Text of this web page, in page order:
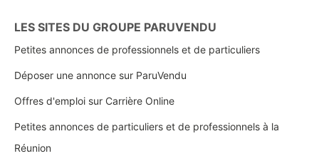
LES SITES DU GROUPE PARUVENDU
Petites annonces de professionnels et de particuliers
Déposer une annonce sur ParuVendu
Offres d'emploi sur Carrière Online
Petites annonces de particuliers et de professionnels à la
Réunion